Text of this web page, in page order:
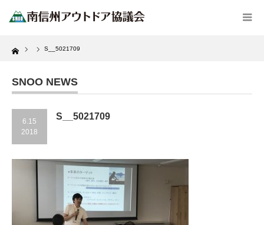
Home S__5021709
SNOO NEWS
6.15
2018
S__5021709